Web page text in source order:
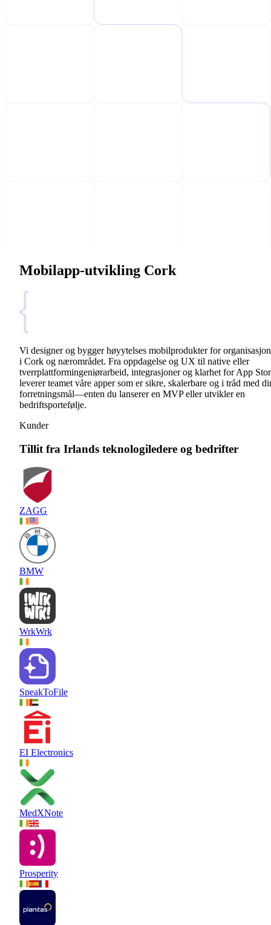
Mobilapp-utvikling Cork
Vi designer og bygger høyytelses mobilprodukter for
i Cork og nærområdet. Fra oppdagelse og UX til native eller
tverrplattformingeniørarbeid, integrasjoner og klarhet for App
leverer teamet våre apper som er sikre, skalerbare og i tråd med
forretningsmål—enten du lanserer en MVP eller utvikler en
bedriftsportefølje.
Kunder
Tillit fra Irlands teknologiledere og bedrifter
ZAGG
BMW
WrkWrk
SpeakToFile
EI Electronics
MedXNote
Prosperity